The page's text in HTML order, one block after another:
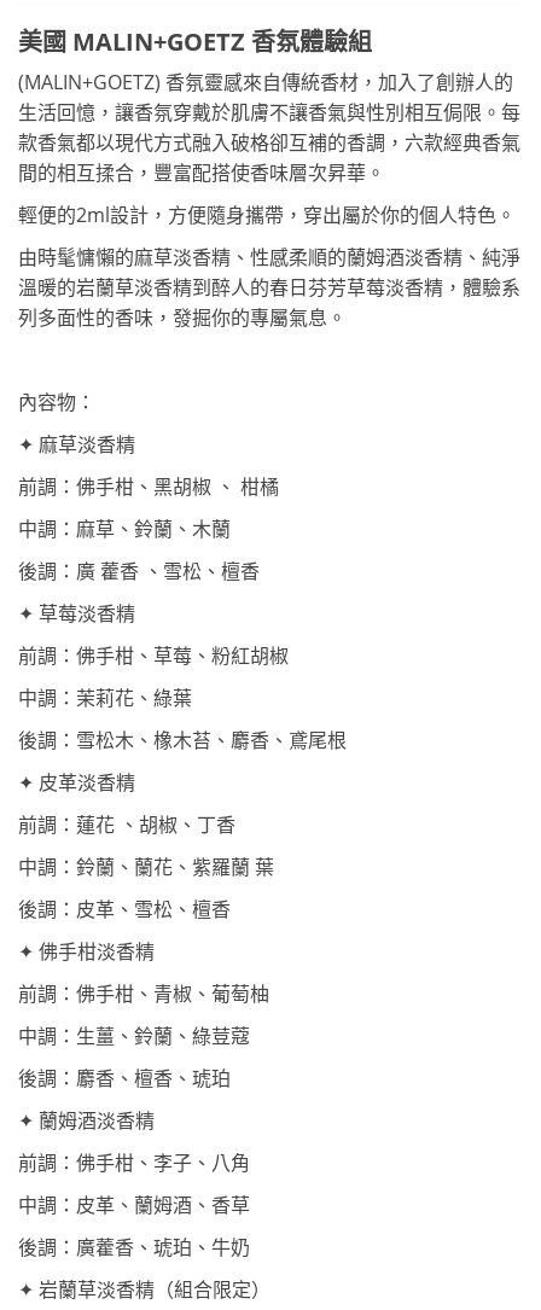
美國 MALIN+GOETZ 香氛體驗組
(MALIN+GOETZ) 香氛靈感來自傳統香材，加入了創辦人的
生活回憶，讓香氛穿戴於肌膚不讓香氣與性別相互侷限。每
款香氣都以現代方式融入破格卻互補的香調，六款經典香氣
間的相互揉合，豐富配搭使香味層次昇華。
輕便的2ml設計，方便隨身攜帶，穿出屬於你的個人特色。
由時髦慵懶的麻草淡香精、性感柔順的蘭姆酒淡香精、純淨
溫暖的岩蘭草淡香精到醉人的春日芬芳草莓淡香精，體驗系
列多面性的香味，發掘你的專屬氣息。
內容物：
✦ 麻草淡香精
前調：佛手柑、黑胡椒 、 柑橘
中調：麻草、鈴蘭、木蘭
後調：廣 藿香 、雪松、檀香
✦ 草莓淡香精
前調：佛手柑、草莓、粉紅胡椒
中調：茉莉花、綠葉
後調：雪松木、橡木苔、麝香、鳶尾根
✦ 皮革淡香精
前調：蓮花 、胡椒、丁香
中調：鈴蘭、蘭花、紫羅蘭 葉
後調：皮革、雪松、檀香
✦ 佛手柑淡香精
前調：佛手柑、青椒、葡萄柚
中調：生薑、鈴蘭、綠荳蔻
後調：麝香、檀香、琥珀
✦ 蘭姆酒淡香精
前調：佛手柑、李子、八角
中調：皮革、蘭姆酒、香草
後調：廣藿香、琥珀、牛奶
✦ 岩蘭草淡香精（組合限定）